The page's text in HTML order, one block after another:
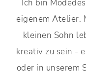
Ich bin
eigenem Atelier.
kleinen Sohn
kreativ zu sein -
oder in unserem